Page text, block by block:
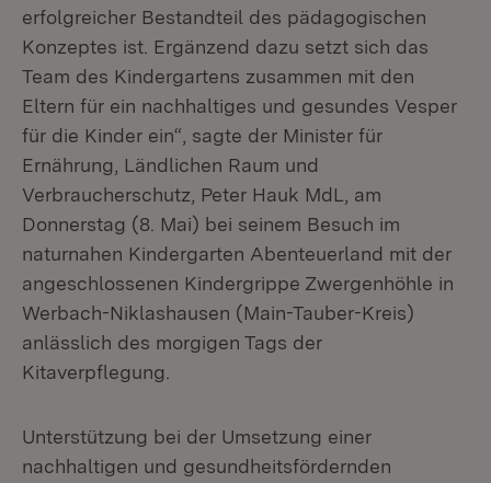
erfolgreicher Bestandteil des pädagogischen
Konzeptes ist. Ergänzend dazu setzt sich das
Team des Kindergartens zusammen mit den
Eltern für ein nachhaltiges und gesundes Vesper
für die Kinder ein“, sagte der Minister für
Ernährung, Ländlichen Raum und
Verbraucherschutz, Peter Hauk MdL, am
Donnerstag (8. Mai) bei seinem Besuch im
naturnahen Kindergarten Abenteuerland mit der
angeschlossenen Kindergrippe Zwergenhöhle in
Werbach-Niklashausen (Main-Tauber-Kreis)
anlässlich des morgigen Tags der
Kitaverpflegung.
Unterstützung bei der Umsetzung einer
nachhaltigen und gesundheitsfördernden